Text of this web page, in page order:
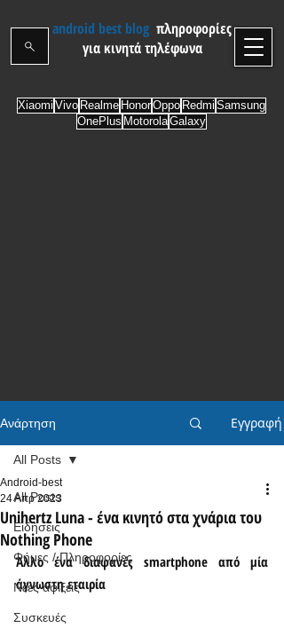
android best blog πληροφορίες
για κινητά τηλέφωνα
Xiaomi Vivo Realme HonorOppo Redmi Samsung
OnePlus MotorolaGalaxy
Ανάρτηση Εγγραφή
All Posts
Ειδήσεις
Φήμες / Πληροφορίες
Νέες αφίξεις
Συσκευές
All Posts
Unihertz Luna - ένα κινητό στα χνάρια του
Nothing Phone
Android-best
24 Απρ 2023
Άλλο ένα διαφανές smartphone από μία
άγνωστη εταιρία